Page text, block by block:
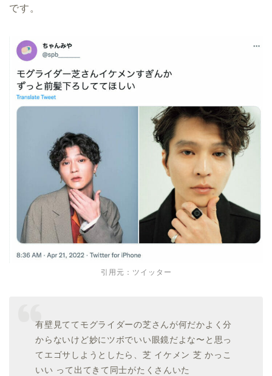
です。
引用元：ツイッター
有壁見ててモグライダーの芝さんが何だかよく分
からないけど妙にツボでいい眼鏡だよな〜と思っ
てエゴサしようとしたら、芝 イケメン 芝 かっこ
いい って出てきて同士がたくさんいた